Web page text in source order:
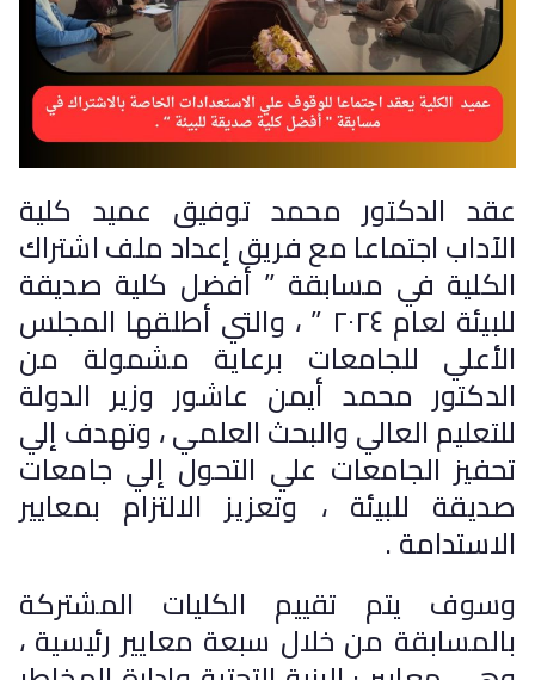
عقد الدكتور محمد توفيق عميد كلية
الآداب اجتماعا مع فريق إعداد ملف اشتراك
الكلية في مسابقة ” أفضل كلية صديقة
للبيئة لعام ٢٠٢٤ ” ، والتي أطلقها المجلس
الأعلي للجامعات برعاية مشمولة من
الدكتور محمد أيمن عاشور وزير الدولة
للتعليم العالي والبحث العلمي ، وتهدف إلي
تحفيز الجامعات علي التحول إلي جامعات
صديقة للبيئة ، وتعزيز الالتزام بمعايير
الاستدامة .
وسوف يتم تقييم الكليات المشتركة
بالمسابقة من خلال سبعة معايير رئيسية ،